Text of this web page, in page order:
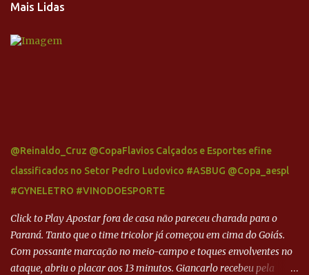
Mais Lidas
@Reinaldo_Cruz @CopaFlavios Calçados e Esportes efine
classificados no Setor Pedro Ludovico #ASBUG @Copa_aespl
#GYNELETRO #VINODOESPORTE
Click to Play Apostar fora de casa não pareceu charada para o
Paraná. Tanto que o time tricolor já começou em cima do Goiás.
Com possante marcação no meio-campo e toques envolventes no
ataque, abriu o placar aos 13 minutos. Giancarlo recebeu pela